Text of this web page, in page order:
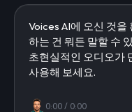
0:00 / 0:00